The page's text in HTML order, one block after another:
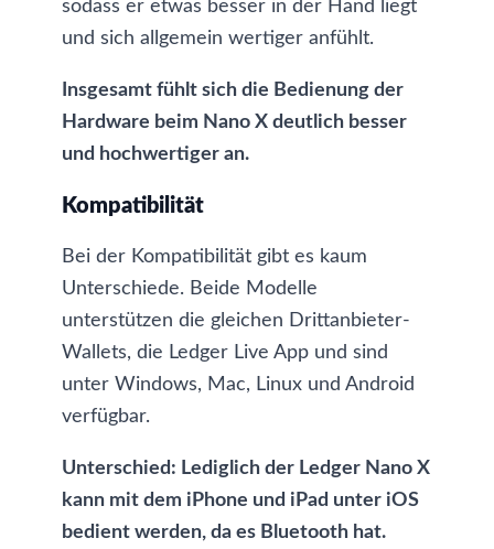
sodass er etwas besser in der Hand liegt
und sich allgemein wertiger anfühlt.
Insgesamt fühlt sich die Bedienung der
Hardware beim Nano X deutlich besser
und hochwertiger an.
Kompatibilität
Bei der Kompatibilität gibt es kaum
Unterschiede. Beide Modelle
unterstützen die gleichen Drittanbieter-
Wallets, die Ledger Live App und sind
unter Windows, Mac, Linux und Android
verfügbar.
Unterschied: Lediglich der Ledger Nano X
kann mit dem iPhone und iPad unter iOS
bedient werden, da es Bluetooth hat.